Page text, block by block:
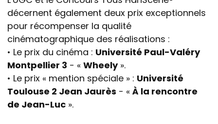
décernent également deux prix exceptionnels
pour récompenser la qualité
cinématographique des réalisations :
• Le prix du cinéma : Université Paul-Valéry
Montpellier 3 - « Wheely ».
• Le prix « mention spéciale » : Université
Toulouse 2 Jean Jaurès - « À la rencontre
de Jean-Luc ».